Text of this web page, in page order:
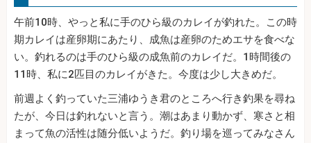
午前10時、やっと私に手のひら級のカレイが釣れた。この時
期カレイは産卵期にあたり、成魚は産卵のためエサを食べな
い。釣れるのは手のひら級の成魚前のカレイだ。1時間後の
11時、私に2匹目のカレイがきた。今度は少し大きめだ。
前週よく釣っていた三浦ゆうき君のところへ行き釣果を尋ね
たが、今日は釣れないと言う。潮はあまり動かず、寒さと相
まって魚の活性は随分低いようだ。釣り場を巡ってみなさん